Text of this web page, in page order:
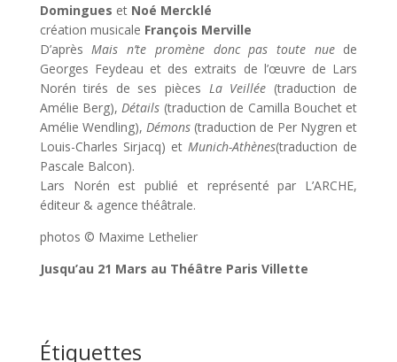
Domingues et Noé Mercklé
création musicale François Merville
D’aprèsMais n’te promène donc pas toute nuede
Georges Feydeau et des extraits de l’œuvre de Lars
Norén tirés de ses pièces La Veillée (traduction de
Amélie Berg),Détails (traduction de Camilla Bouchet et
Amélie Wendling), Démons(traduction de Per Nygren et
Louis-Charles Sirjacq) etMunich-Athènes(traduction de
Pascale Balcon).
Lars Norén est publié et représenté par L’ARCHE,
éditeur & agence théâtrale.
photos © Maxime Lethelier
Jusqu’au 21 Mars au Théâtre Paris Villette
Étiquettes